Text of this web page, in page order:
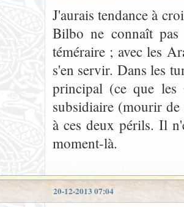
J'aurais tendance à
Bilbo ne connaît
téméraire ; avec les
s'en servir. Dans les
principal (ce que les
subsidiaire (mourir
à ces deux périls. Il
moment-là.
20-12-2013 07:04